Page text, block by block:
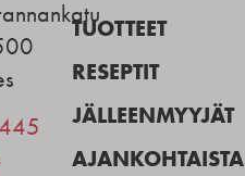
TUOTTEET
RESEPTIT
JÄLLEENMYYJÄT
AJANKOHTAISTA